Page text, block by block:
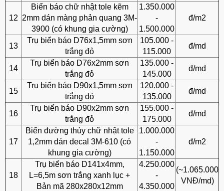
12
Biển báo chữ nhật tole kẽm
2mm dán màng phản quang 3M-
3900 (có khung gia cường)
1.350.000
-
1.500.000
đ/m2
13
Trụ biển báo D76x1,5mm sơn
trắng đỏ
105.000 -
115.000
đ/md
14
Trụ biển báo D76x2mm sơn
trắng đỏ
135.000 -
145.000
đ/md
15
Trụ biển báo D90x1,5mm sơn
trắng đỏ
120.000 -
135.000
đ/md
16
Trụ biển báo D90x2mm sơn
trắng đỏ
155.000 -
175.000
đ/md
17
Biển đường thủy chữ nhật tole
1,2mm dán decal 3M-610 (có
khung gia cường)
1.000.000
-
1.150.000
đ/m2
18
Trụ biển báo D141x4mm,
L=6,5m sơn trắng xanh lục +
Bản mã 280x280x12mm
4.250.000
-
4.350.000
(~1.065.000
VNĐ/md)